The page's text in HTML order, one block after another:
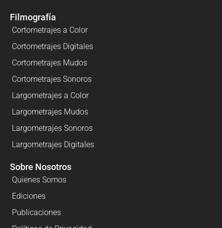
Filmografía
Cortometrajes a Color
Cortometrajes Digitales
Cortometrajes Mudos
Cortometrajes Sonoros
Largometrajes a Color
Largometrajes Mudos
Largometrajes Sonoros
Largometrajes Digitales
Sobre Nosotros
Quienes Somos
Ediciones
Publicaciones